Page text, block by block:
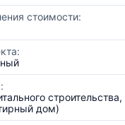
стоимости:
дом)